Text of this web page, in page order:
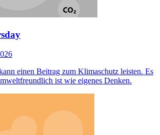
einen Beitrag zum Klimaschutz leisten. Es
ist wie eigenes Denken.